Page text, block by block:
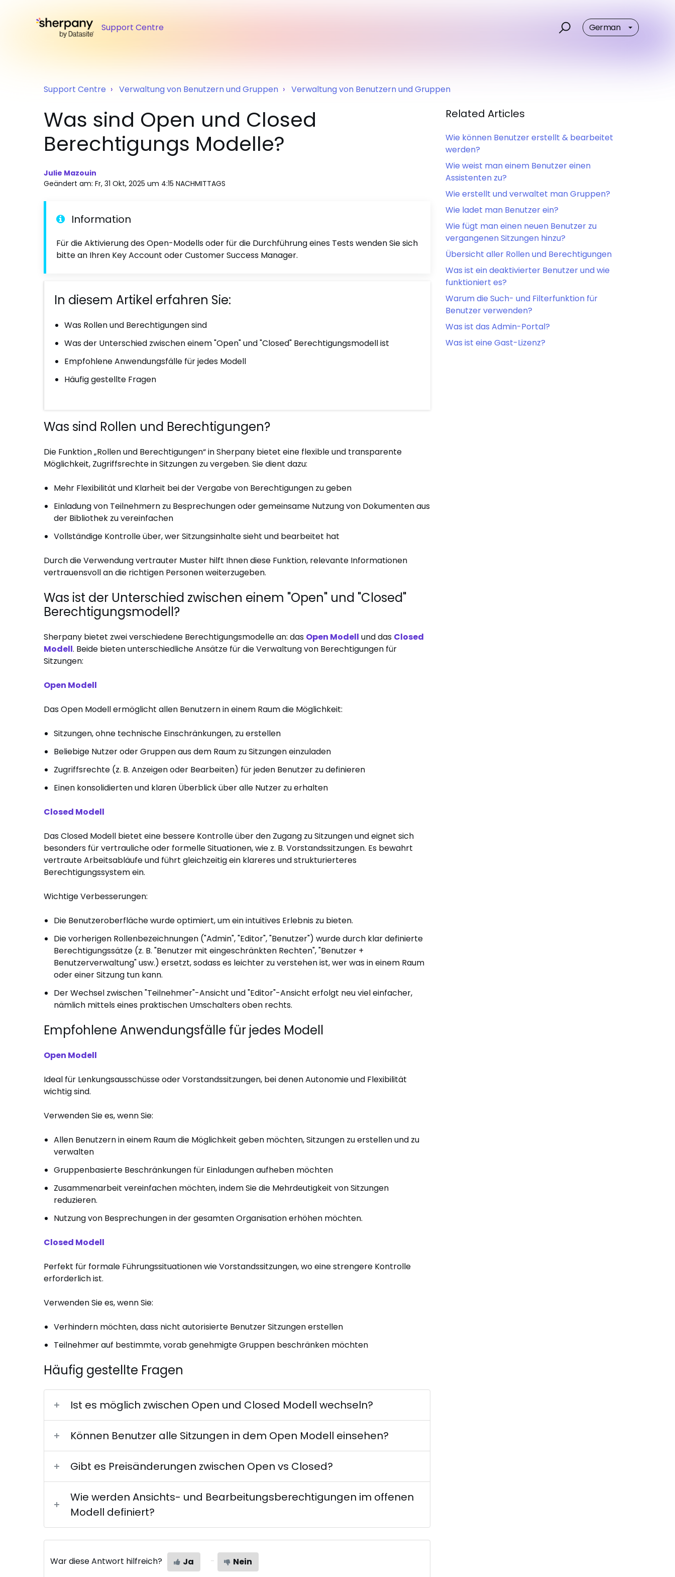
Support Centre German
Support Centre Verwaltung von Benutzern und Gruppen Verwaltung von Benutzern und Gruppen
Was sind Open und Closed
Berechtigungs Modelle?
Julie Mazouin
Geändert am: Fr, 31 Okt, 2025 um 4:15 NACHMITTAGS
Information
Für die Aktivierung des Open-Modells oder für die Durchführung eines Tests wenden Sie sich
bitte an Ihren Key Account oder Customer Success Manager.
In diesem Artikel erfahren Sie:
Was Rollen und Berechtigungen sind
Was der Unterschied zwischen einem "Open" und "Closed" Berechtigungsmodell ist
Empfohlene Anwendungsfälle für jedes Modell
Häufig gestellte Fragen
Was sind Rollen und Berechtigungen?
Die Funktion „Rollen und Berechtigungen“ in Sherpany bietet eine flexible und transparente
Möglichkeit, Zugriffsrechte in Sitzungen zu vergeben. Sie dient dazu:
Mehr Flexibilität und Klarheit bei der Vergabe von Berechtigungen zu geben
Einladung von Teilnehmern zu Besprechungen oder gemeinsame Nutzung von Dokumenten aus
der Bibliothek zu vereinfachen
Vollständige Kontrolle über, wer Sitzungsinhalte sieht und bearbeitet hat
Durch die Verwendung vertrauter Muster hilft Ihnen diese Funktion, relevante Informationen
vertrauensvoll an die richtigen Personen weiterzugeben.
Was ist der Unterschied zwischen einem "Open" und "Closed"
Berechtigungsmodell?
Sherpany bietet zwei verschiedene Berechtigungsmodelle an: das Open Modell und das Closed
Modell. Beide bieten unterschiedliche Ansätze für die Verwaltung von Berechtigungen für
Sitzungen:
Open Modell
Das Open Modell ermöglicht allen Benutzern in einem Raum die Möglichkeit:
Sitzungen, ohne technische Einschränkungen, zu erstellen
Beliebige Nutzer oder Gruppen aus dem Raum zu Sitzungen einzuladen
Zugriffsrechte (z. B. Anzeigen oder Bearbeiten) für jeden Benutzer zu definieren
Einen konsolidierten und klaren Überblick über alle Nutzer zu erhalten
Closed Modell
Das Closed Modell bietet eine bessere Kontrolle über den Zugang zu Sitzungen und eignet sich
besonders für vertrauliche oder formelle Situationen, wie z. B. Vorstandssitzungen. Es bewahrt
vertraute Arbeitsabläufe und führt gleichzeitig ein klareres und strukturierteres
Berechtigungssystem ein.
Wichtige Verbesserungen:
Die Benutzeroberfläche wurde optimiert, um ein intuitives Erlebnis zu bieten.
Die vorherigen Rollenbezeichnungen ("Admin", "Editor", "Benutzer") wurde durch klar definierte
Berechtigungssätze (z. B. "Benutzer mit eingeschränkten Rechten", "Benutzer +
Benutzerverwaltung" usw.) ersetzt, sodass es leichter zu verstehen ist, wer was in einem Raum
oder einer Sitzung tun kann.
Der Wechsel zwischen "Teilnehmer"-Ansicht und "Editor"-Ansicht erfolgt neu viel einfacher,
nämlich mittels eines praktischen Umschalters oben rechts.
Empfohlene Anwendungsfälle für jedes Modell
Open Modell
Ideal für Lenkungsausschüsse oder Vorstandssitzungen, bei denen Autonomie und Flexibilität
wichtig sind.
Verwenden Sie es, wenn Sie:
Allen Benutzern in einem Raum die Möglichkeit geben möchten, Sitzungen zu erstellen und zu
verwalten
Gruppenbasierte Beschränkungen für Einladungen aufheben möchten
Zusammenarbeit vereinfachen möchten, indem Sie die Mehrdeutigkeit von Sitzungen
reduzieren.
Nutzung von Besprechungen in der gesamten Organisation erhöhen möchten.
Closed Modell
Perfekt für formale Führungssituationen wie Vorstandssitzungen, wo eine strengere Kontrolle
erforderlich ist.
Verwenden Sie es, wenn Sie:
Verhindern möchten, dass nicht autorisierte Benutzer Sitzungen erstellen
Teilnehmer auf bestimmte, vorab genehmigte Gruppen beschränken möchten
Häufig gestellte Fragen
Ist es möglich zwischen Open und Closed Modell wechseln?
Können Benutzer alle Sitzungen in dem Open Modell einsehen?
Gibt es Preisänderungen zwischen Open vs Closed?
Wie werden Ansichts- und Bearbeitungsberechtigungen im offenen
Modell definiert?
War diese Antwort hilfreich? Ja Nein
Related Articles
Wie können Benutzer erstellt & bearbeitet
werden?
Wie weist man einem Benutzer einen
Assistenten zu?
Wie erstellt und verwaltet man Gruppen?
Wie ladet man Benutzer ein?
Wie fügt man einen neuen Benutzer zu
vergangenen Sitzungen hinzu?
Übersicht aller Rollen und Berechtigungen
Was ist ein deaktivierter Benutzer und wie
funktioniert es?
Warum die Such- und Filterfunktion für
Benutzer verwenden?
Was ist das Admin-Portal?
Was ist eine Gast-Lizenz?